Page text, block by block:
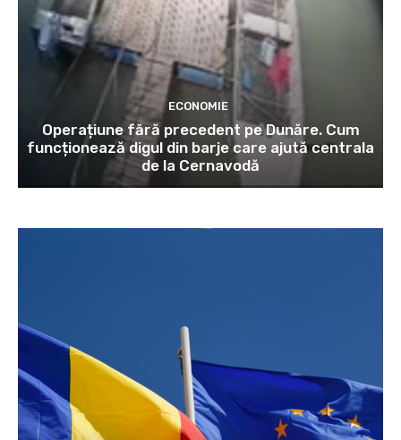
ECONOMIE
Operațiune fără precedent pe Dunăre. Cum
funcționează digul din barje care ajută centrala
de la Cernavodă